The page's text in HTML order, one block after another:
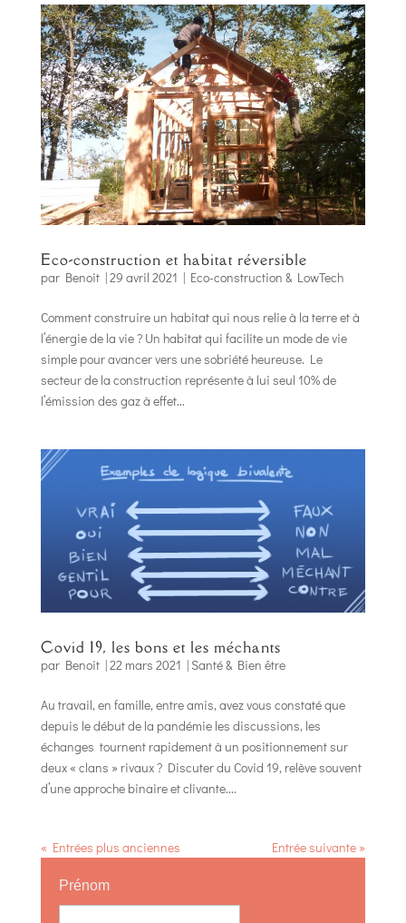
Eco-construction et habitat réversible
par Benoit|29 avril 2021 | Eco-construction & LowTech
Comment construire un habitat qui nous relie à la terre et à
l’énergie de la vie ? Un habitat qui facilite un mode de vie
simple pour avancer vers une sobriété heureuse. Le
secteur de la construction représente à lui seul 10% de
l’émission des gaz à effet...
Covid 19, les bons et les méchants
par Benoit|22 mars 2021 | Santé & Bien être
Au travail, en famille, entre amis, avez vous constaté que
depuis le début de la pandémie les discussions, les
échanges tournent rapidement à un positionnement sur
deux « clans » rivaux ? Discuter du Covid 19, relève souvent
d’une approche binaire et clivante....
« Entrées plus anciennes Entrée suivante »
Prénom